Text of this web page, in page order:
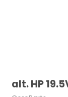
alt. HP